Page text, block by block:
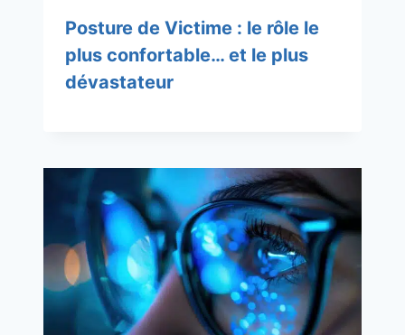
Posture de Victime : le rôle le
plus confortable… et le plus
dévastateur